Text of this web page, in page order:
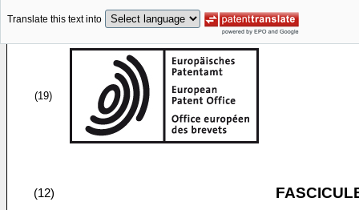
Translate this text into
(19)
(12)